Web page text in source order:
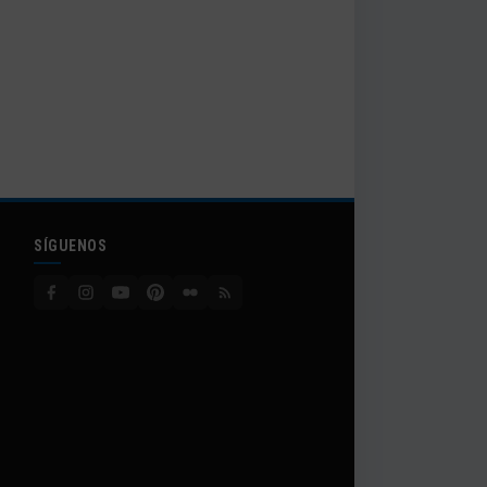
SÍGUENOS